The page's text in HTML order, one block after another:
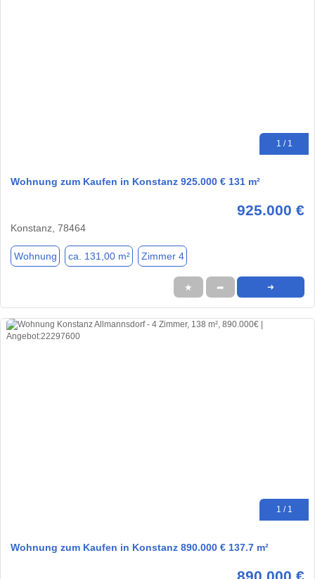
1 / 1
Wohnung zum Kaufen in Konstanz 925.000 € 131 m²
925.000 €
Konstanz, 78464
Wohnung ca. 131,00 m² Zimmer 4
★ ➦ ➜
1 / 1
Wohnung zum Kaufen in Konstanz 890.000 € 137.7 m²